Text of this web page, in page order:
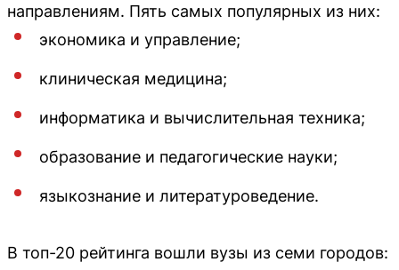
направлениям. Пять самых популярных из них:
экономика и управление;
клиническая медицина;
информатика и вычислительная техника;
образование и педагогические науки;
языкознание и литературоведение.
В топ-20 рейтинга вошли вузы из семи городов: